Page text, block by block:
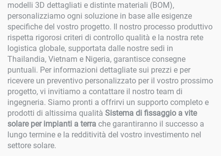
modelli 3D dettagliati e distinte materiali (BOM),
personalizziamo ogni soluzione in base alle esigenze
specifiche del vostro progetto. Il nostro processo produttivo
rispetta rigorosi criteri di controllo qualità e la nostra rete
logistica globale, supportata dalle nostre sedi in
Thailandia, Vietnam e Nigeria, garantisce consegne
puntuali. Per informazioni dettagliate sui prezzi e per
ricevere un preventivo personalizzato per il vostro prossimo
progetto, vi invitiamo a contattare il nostro team di
ingegneria. Siamo pronti a offrirvi un supporto completo e
prodotti di altissima qualità Sistema di fissaggio a vite
solare per impianti a terra che garantiranno il successo a
lungo termine e la redditività del vostro investimento nel
settore solare.